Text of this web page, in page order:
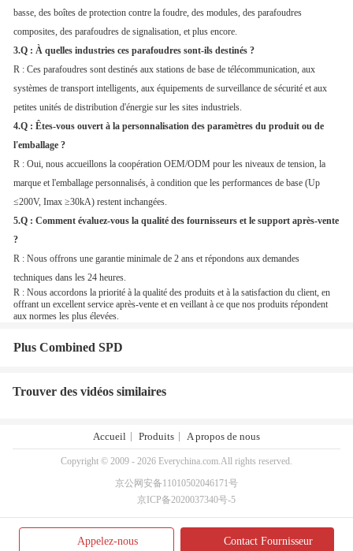
basse, des boîtes de protection contre la foudre, des modules, des parafoudres
composites, des parafoudres de signalisation, et plus encore.
3.Q : À quelles industries ces parafoudres sont-ils destinés ?
R : Ces parafoudres sont destinés aux stations de base de télécommunication, aux
systèmes de transport intelligents, aux équipements de surveillance de sécurité et aux
petites unités de distribution d'énergie sur les sites industriels.
4.Q : Êtes-vous ouvert à la personnalisation des paramètres du produit ou de
l'emballage ?
R : Oui, nous accueillons la coopération OEM/ODM pour les niveaux de tension, la
marque et l'emballage personnalisés, à condition que les performances de base (Up
≤200V, Imax ≥30kA) restent inchangées.
5.Q : Comment évaluez-vous la qualité des fournisseurs et le support après-vente
?
R : Nous offrons une garantie minimale de 2 ans et répondons aux demandes
techniques dans les 24 heures.
R : Nous accordons la priorité à la qualité des produits et à la satisfaction du client, en
offrant un excellent service après-vente et en veillant à ce que nos produits répondent
aux normes les plus élevées.
Plus Combined SPD
Trouver des vidéos similaires
Appelez-nous Contact Fournisseur
Accueil Produits A propos de nous
Copyright © 2009 - 2026 Everychina.com.All rights reserved.
京公网安备11010502046171号
京ICP备2020037340号-5